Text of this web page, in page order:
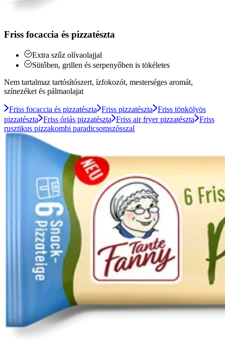
Friss focaccia és pizzatészta
Extra szűz olívaolajjal
Sütőben, grillen és serpenyőben is tökéletes
Nem tartalmaz tartósítószert, ízfokozót, mesterséges aromát,
színezéket és pálmaolajat
Friss focaccia és pizzatészta Friss pizzatészta Friss tönkölyös
pizzatészta
Friss óriás pizzatészta Friss air fryer pizzatészta Friss
rusztikus pizzakombi paradicsomszósszal